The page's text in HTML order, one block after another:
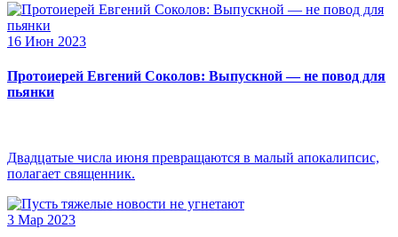
16 Июн 2023
Протоиерей Евгений Соколов: Выпускной — не повод для
пьянки
Двадцатые числа июня превращаются в малый апокалипсис,
полагает священник.
3 Мар 2023